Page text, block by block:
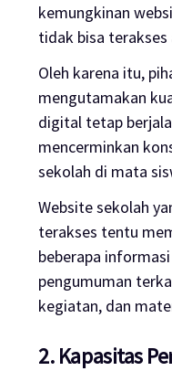
kemungkinan
tidak bisa terakses
Oleh karena itu,
mengutamakan
digital tetap
mencerminkan
sekolah di mata
Websitesekolah
terakses tentu
beberapa
pengumuman
kegiatan, dan
2. Kapasitas